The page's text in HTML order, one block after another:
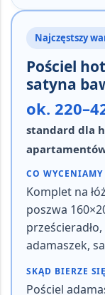
Najczęstszy
Pościel
satyna
ok.
standard dla
CO WYCENIAMY
Komplet na
poszwa
adamaszek,
SKĄD BIERZE
Pościel